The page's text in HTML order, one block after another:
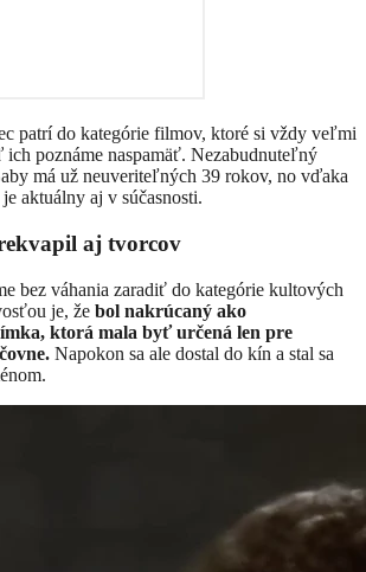
patrí do kategórie filmov, ktoré si vždy veľmi
ich poznáme naspamäť. Nezabudnuteľný
má už neuveriteľných 39 rokov, no vďaka
aktuálny aj v súčasnosti.
aj tvorcov
bez váhania zaradiť do kategórie kultových
je, že bol nakrúcaný ako
ktorá mala byť určená len pre
Napokon sa ale dostal do kín a stal sa